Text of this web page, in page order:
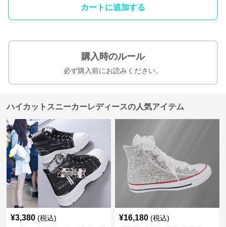
カートに追加する
購入時のルール
必ず購入前にお読みください。
ハイカットスニーカーレディースの人気アイテム
¥3,380 (税込) ¥16,180 (税込)